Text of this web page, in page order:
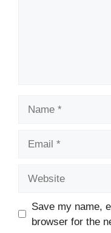
Save my name,
browser for the